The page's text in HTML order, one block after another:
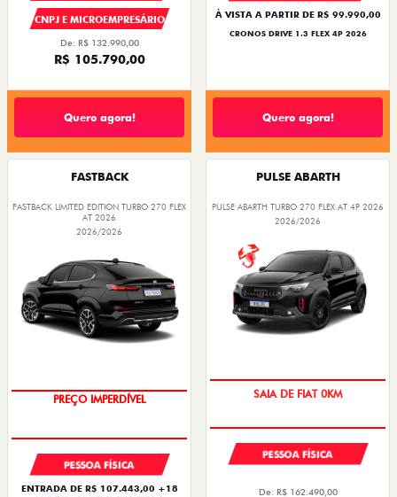
CNPJ E MICROEMPRESÁRIO
De: R$ 132.990,00
R$ 105.790,00
Quero agora!
À VISTA A PARTIR DE R$ 99.990,00
CRONOS DRIVE 1.3 FLEX 4P 2026
Quero agora!
FASTBACK
FASTBACK LIMITED EDITION TURBO 270 FLEX
AT 2026
2026/2026
PREÇO IMPERDÍVEL
PESSOA FÍSICA
ENTRADA DE R$ 107.443,00 +18
PULSE ABARTH
PULSE ABARTH TURBO 270 FLEX AT 4P 2026
2026/2026
SAIA DE FIAT 0KM
PESSOA FÍSICA
De: R$ 162.490,00